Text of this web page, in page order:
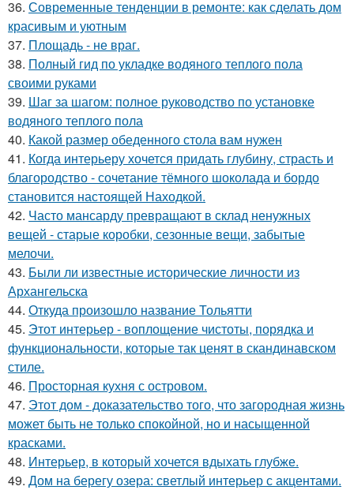
36. Современные тенденции в ремонте: как сделать дом
красивым и уютным
37. Площадь - не враг.
38. Полный гид по укладке водяного теплого пола
своими руками
39. Шаг за шагом: полное руководство по установке
водяного теплого пола
40. Какой размер обеденного стола вам нужен
41. Когда интерьеру хочется придать глубину, страсть и
благородство - сочетание тёмного шоколада и бордо
становится настоящей Находкой.
42. Часто мансарду превращают в склад ненужных
вещей - старые коробки, сезонные вещи, забытые
мелочи.
43. Были ли известные исторические личности из
Архангельска
44. Откуда произошло название Тольятти
45. Этот интерьер - воплощение чистоты, порядка и
функциональности, которые так ценят в скандинавском
стиле.
46. Просторная кухня с островом.
47. Этот дом - доказательство того, что загородная жизнь
может быть не только спокойной, но и насыщенной
красками.
48. Интерьер, в который хочется вдыхать глубже.
49. Дом на берегу озера: светлый интерьер с акцентами.